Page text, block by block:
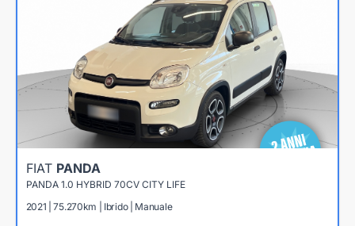
FIAT PANDA
PANDA 1.0 HYBRID 70CV CITY LIFE
2021 | 75.270km | Ibrido | Manuale